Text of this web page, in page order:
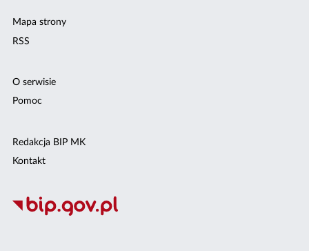
Mapa strony
RSS
O serwisie
Pomoc
Redakcja BIP MK
Kontakt